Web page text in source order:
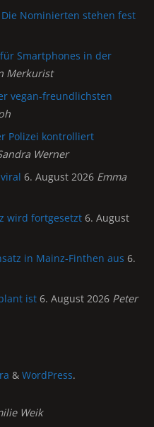
Nominierten stehen fest
Smartphones in der
Merkurist
vegan-freundlichsten
Polizei kontrolliert
Werner
6. August 2026 Emma
wird fortgesetzt 6. August
in Mainz-Finthen aus 6.
ist 6. August 2026 Peter
& WordPress.
Weik